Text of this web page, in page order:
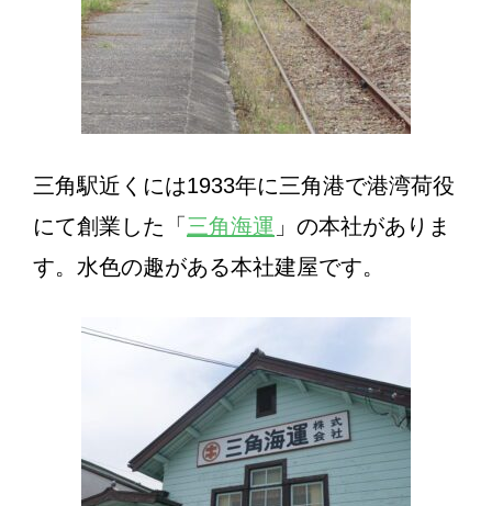
三角駅近くには1933年に三角港で港湾荷役
にて創業した「 三角海運 」の本社がありま
す。水色の趣がある本社建屋です。